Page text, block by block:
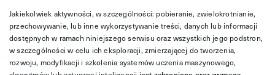
Jakiekolwiek aktywności, w szczególności: pobieranie, zwielokrotnianie,
przechowywanie, lub inne wykorzystywanie treści, danych lub informacji
dostępnych w ramach niniejszego serwisu oraz wszystkich jego podstron,
w szczególności w celu ich eksploracji, zmierzającej do tworzenia,
rozwoju, modyfikacji i szkolenia systemów uczenia maszynowego,